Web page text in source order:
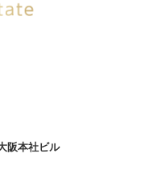
阪本社ビル